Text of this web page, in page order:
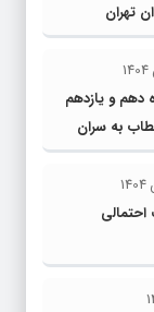
تهران
دهم و یازدهم
به سران
احتمالی